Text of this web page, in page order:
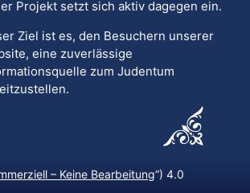
Projekt setzt sich aktiv dagegen ein.
Ziel ist es, den Besuchern unserer
eine zuverlässige
zum Judentum
– Keine Bearbeitung“) 4.0